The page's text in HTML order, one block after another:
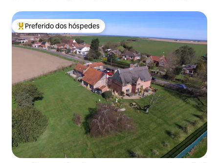
Entre os melhores preferidos dos hóspedes
Preferido dos hóspedes